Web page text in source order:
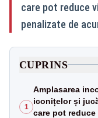
care pot reduce
penalizate de
CUPRINS
1
Amplasarea
iconițelor și
care pot